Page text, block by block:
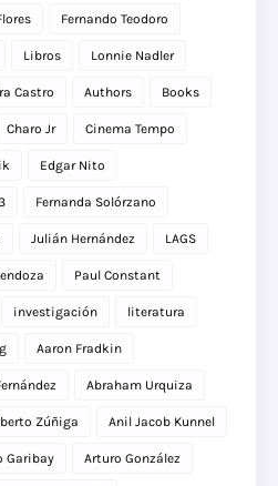
Fernando Teodoro
Libros Lonnie Nadler
Castro Authors Books
Charo Jr Cinema Tempo
Edgar Nito
Fernanda Solórzano
Julián Hernández LAGS
Paul Constant
investigación literatura
Aaron Fradkin
Abraham Urquiza
Zúñiga Anil Jacob Kunnel
Garibay Arturo González